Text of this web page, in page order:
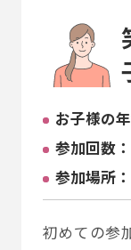
お子様の
参加回数
参加場所
初めての参